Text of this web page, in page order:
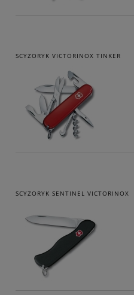
SCYZORYK VICTORINOX TINKER
SCYZORYK SENTINEL VICTORINOX